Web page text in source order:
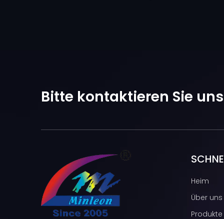
Bitte kontaktieren Sie uns
Heim
Über uns
Produkte